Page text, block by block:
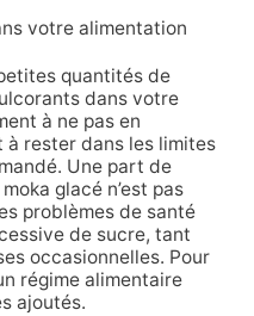
votre alimentation
quantités de
dans votre
à ne pas en
à rester dans les limites
Une part de
glacé n’est pas
problèmes de santé
de sucre, tant
occasionnelles. Pour
régime alimentaire
ajoutés.